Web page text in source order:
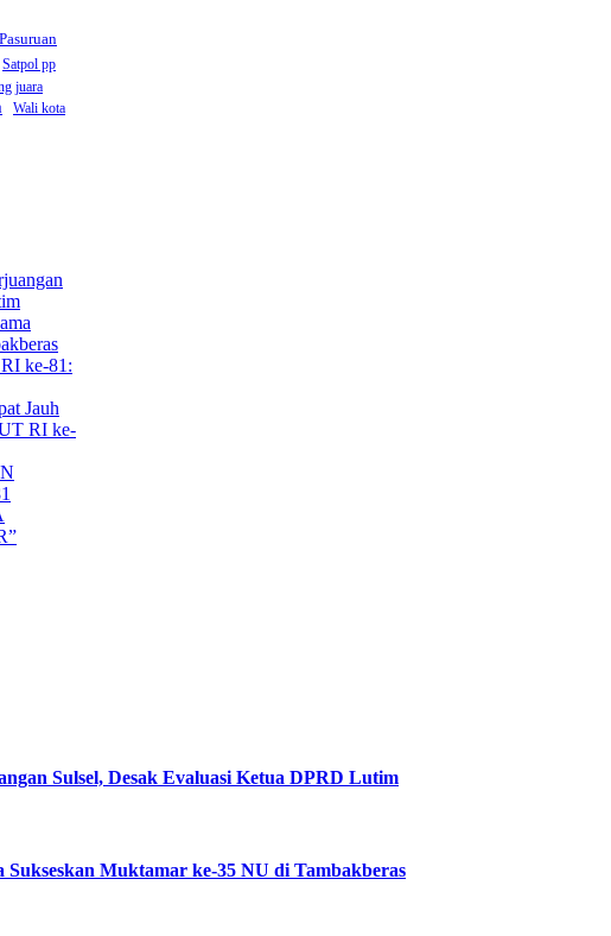
Pasuruan
Satpol pp
juara
Wali kota
ke-81:
Jauh
RI ke-
Sulsel, Desak Evaluasi Ketua DPRD Lutim
Sukseskan Muktamar ke-35 NU di Tambakberas